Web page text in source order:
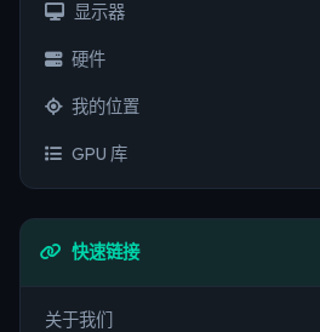
显示器
硬件
我的位置
GPU 库
快速链接
关于我们